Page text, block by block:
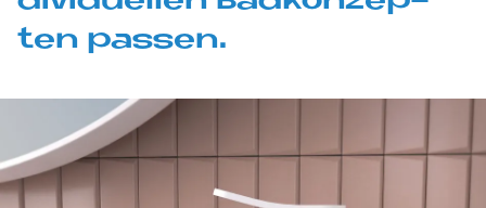
ten pas­sen.